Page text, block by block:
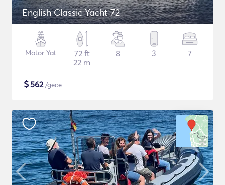
English Classic Yacht 72
Motor Yat
72 ft
22 m
8 3 7
$562/gece